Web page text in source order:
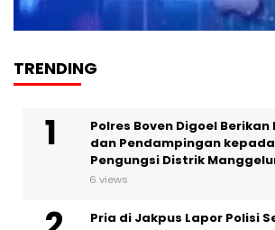
TRENDING
Polres Boven Digoel
dan Pendampingan
Pengungsi Distrik
6 views
Pria di Jakpus Lapor Polisi